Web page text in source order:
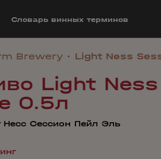
Cловарь винных терминов
Brewery Light Ness
Light
0.5л
Несс Сессион Пейл Эль